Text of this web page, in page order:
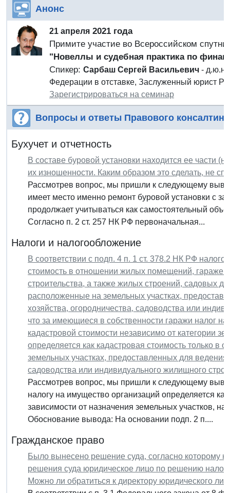
Анонс
21 апреля 2021 года
Примите участие во Всероссийском
"Новеллы и судебная практика по
Спикер: Сарбаш Сергей Васильевич -
Федерации в отставке, Заслуженный юрист
Зарегистрироваться на семинар
Вопросы и ответы Правового
Бухучет и отчетность
В составе буровой установки находится ее части
их изношенности. Каким образом это сделать, не
Рассмотрев вопрос, мы пришли к следующему
имеет место именно ремонт буровой установки с
продолжает учитываться как самостоятельный
Согласно п. 2 ст. 257 НК РФ первоначальная...
Налоги и налогообложение
В соответствии с подп. 4 п. 1 ст. 378.2 НК РФ
стоимость в отношении жилых помещений,
строительства, а также жилых строений, садовых
расположенные на земельных участках,
хозяйства, огородничества, садоводства или
что за имеющиеся в собственности гаражи налог
кадастровой стоимости независимо от категории
определяется как кадастровая стоимость только
земельных участках, предоставленных для
садоводства или индивидуального жилищного
Рассмотрев вопрос, мы пришли к следующему
налогу на имущество организаций определяется
зависимости от назначения земельных участков,
Обоснование вывода: На основании подп. 2 п....
Гражданское право
Было вынесено решение суда, согласно которому
решения суда юридическое лицо по решению
Можно ли обратиться к директору юридического